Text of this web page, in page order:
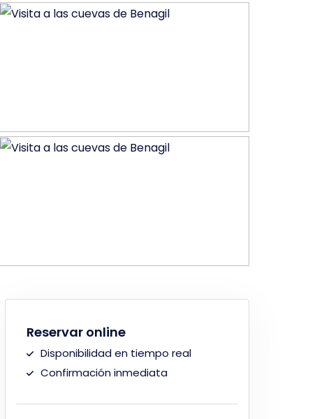
Reservar online
Disponibilidad en tiempo real
Confirmación inmediata